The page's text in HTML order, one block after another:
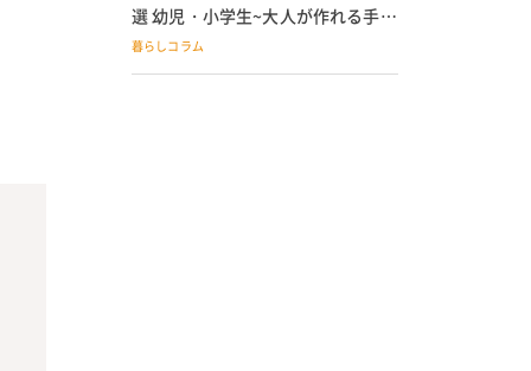
選 幼児・小学生~大人が作れる手作
りおもちゃ
暮らしコラム